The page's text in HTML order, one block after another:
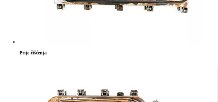
Prije čišćenja